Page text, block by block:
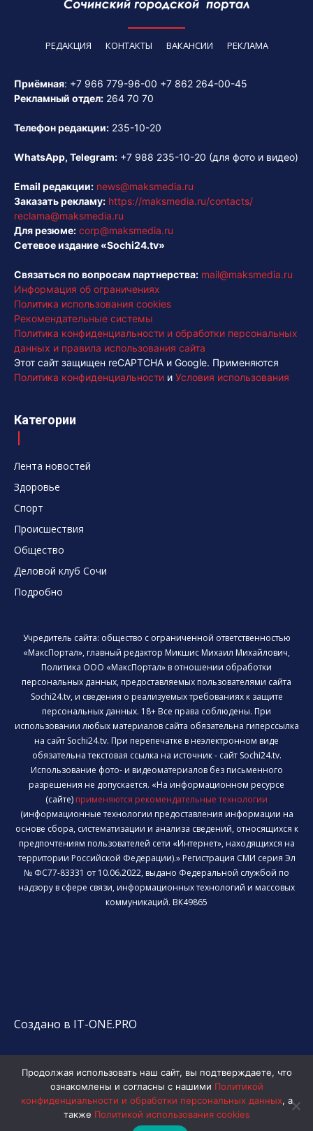
РЕДАКЦИЯ КОНТАКТЫ ВАКАНСИИ РЕКЛАМА
Приёмная: +7 966 779-96-00 +7 862 264-00-45
Рекламный отдел: 264 70 70
Телефон редакции: 235-10-20
WhatsApp, Telegram: +7 988 235-10-20 (для фото и видео)
Email редакции: news@maksmedia.ru
Заказать рекламу: https://maksmedia.ru/contacts/
reclama@maksmedia.ru
Для резюме: corp@maksmedia.ru
Сетевое издание «Sochi24.tv»
Связаться по вопросам партнерства: mail@maksmedia.ru
Информация об ограничениях
Политика использования cookies
Рекомендательные системы
Политика конфиденциальности и обработки персональных
данных и правила использования сайта
Этот сайт защищен reCAPTCHA и Google. Применяются
Политика конфиденциальности и Условия использования
Категории
Лента новостей
Здоровье
Спорт
Происшествия
Общество
Деловой клуб Сочи
Подробно
Учредитель сайта: общество с ограниченной ответственностью
«МаксПортал», главный редактор Микшис Михаил Михайлович,
Политика ООО «МаксПортал» в отношении обработки
персональных данных, предоставляемых пользователями сайта
Sochi24.tv, и сведения о реализуемых требованиях к защите
персональных данных. 18+ Все права соблюдены. При
использовании любых материалов сайта обязательна гиперссылка
на сайт Sochi24.tv. При перепечатке в неэлектронном виде
обязательна текстовая ссылка на источник - сайт Sochi24.tv.
Использование фото- и видеоматериалов без письменного
разрешения не допускается. «На информационном ресурсе
(сайте) применяются рекомендательные технологии
(информационные технологии предоставления информации на
основе сбора, систематизации и анализа сведений, относящихся к
предпочтениям пользователей сети «Интернет», находящихся на
территории Российской Федерации).» Регистрация СМИ серия Эл
№ ФС77-83331 от 10.06.2022, выдано Федеральной службой по
надзору в сфере связи, информационных технологий и массовых
коммуникаций. ВК49865
Создано в IT-ONE.PRO
Продолжая использовать наш сайт, вы подтверждаете, что
ознакомлены и согласны с нашими Политикой
конфиденциальности и обработки персональных данных, а
также Политикой использования cookies